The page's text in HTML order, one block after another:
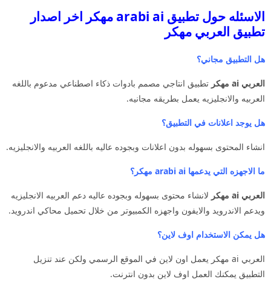
الاسئله حول تطبيق arabi ai مهكر اخر اصدار
تطبيق العربي مهكر
هل التطبيق مجاني؟
العربي ai مهكر
تطبيق انتاجي مصمم بادوات ذكاء اصطناعي مدعوم باللغه
العربيه والانجليزيه يعمل بطريقه مجانيه.
هل يوجد اعلانات في التطبيق؟
انشاء المحتوى بسهوله بدون اعلانات وبجوده عاليه باللغه العربيه والانجليزيه.
ما الاجهزه التي يدعمها arabi ai مهكر؟
العربي ai مهكر
لانشاء محتوى بسهوله وبجوده عاليه دعم العربيه الانجليزيه
ويدعم الاندرويد والايفون واجهزه الكمبيوتر من خلال تحميل محاكي اندرويد.
هل يمكن الاستخدام اوف لاين؟
العربي ai مهكر يعمل اون لاين في الموقع الرسمي ولكن عند تنزيل
التطبيق يمكنك العمل اوف لاين بدون انترنت.